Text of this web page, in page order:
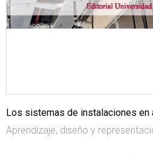
Los sistemas de instalaciones en
Aprendizaje, diseño y